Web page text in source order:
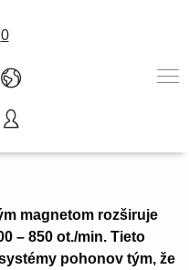
0
magnetom rozširuje
– 850 ot./min. Tieto
pohonov tým, že